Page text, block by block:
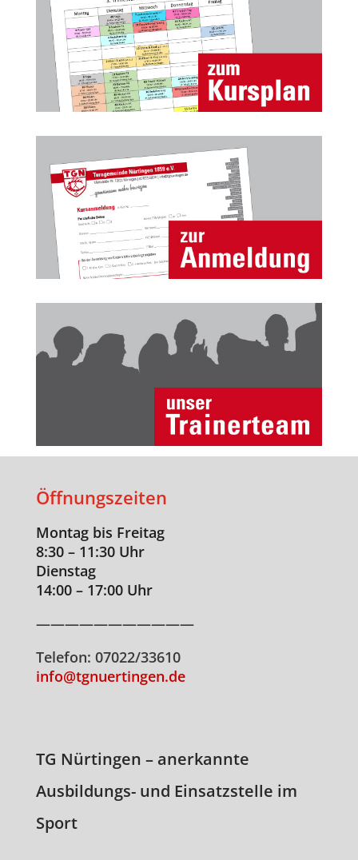
Öffnungszeiten
Montag bis Freitag
8:30 – 11:30 Uhr
Dienstag
14:00 – 17:00 Uhr
———————————
Telefon: 07022/33610
info@tgnuertingen.de
TG Nürtingen – anerkannte
Ausbildungs- und Einsatzstelle im
Sport